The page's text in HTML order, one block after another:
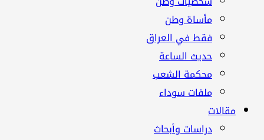
مأساة وطن
فقط في العراق
حديث الساعة
محكمة الشعب
ملفات سوداء
مقالات
دراسات وأبحاث